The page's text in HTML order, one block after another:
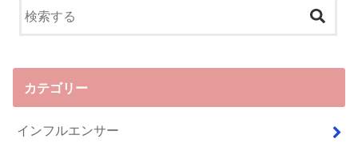
カテゴリー
インフルエンサー